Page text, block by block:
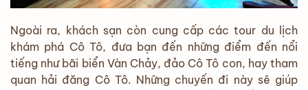
Ngoài ra, khách sạn còn cung cấp các tour du lịch
khám phá Cô Tô, đưa bạn đến những điểm đến nổi
tiếng như bãi biển Vàn Chảy, đảo Cô Tô con, hay tham
quan hải đăng Cô Tô. Những chuyến đi này sẽ giúp